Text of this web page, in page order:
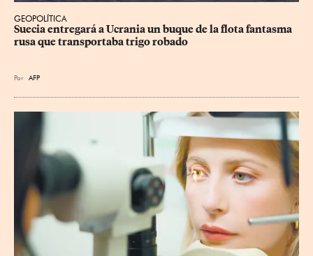
GEOPOLÍTICA
Suecia entregará a Ucrania un buque de la flota fantasma
rusa que transportaba trigo robado
Por AFP